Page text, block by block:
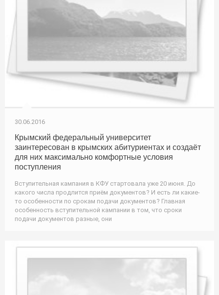
30.06.2016
Крымский федеральный университет
заинтересован в крымских абитуриентах и создаёт
для них максимально комфортные условия
поступления
Вступительная кампания в КФУ стартовала уже 20 июня. До
какого числа продлится приём документов? И есть ли какие-
то особенности по срокам подачи документов? Главная
особенность вступительной кампании в том, что сроки
подачи документов разные, они